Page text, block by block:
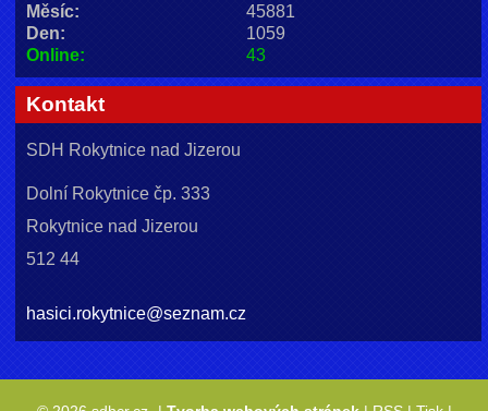
Online: 43
Měsíc:
45881
Den:
1059
Kontakt
SDH Rokytnice nad Jizerou
Dolní Rokytnice čp. 333
Rokytnice nad Jizerou
512 44
hasici.rokytnice@seznam.cz